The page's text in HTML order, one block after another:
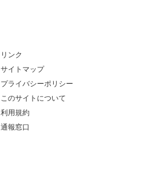
リンク
サイトマップ
プライバシーポリシー
このサイトについて
利用規約
通報窓口